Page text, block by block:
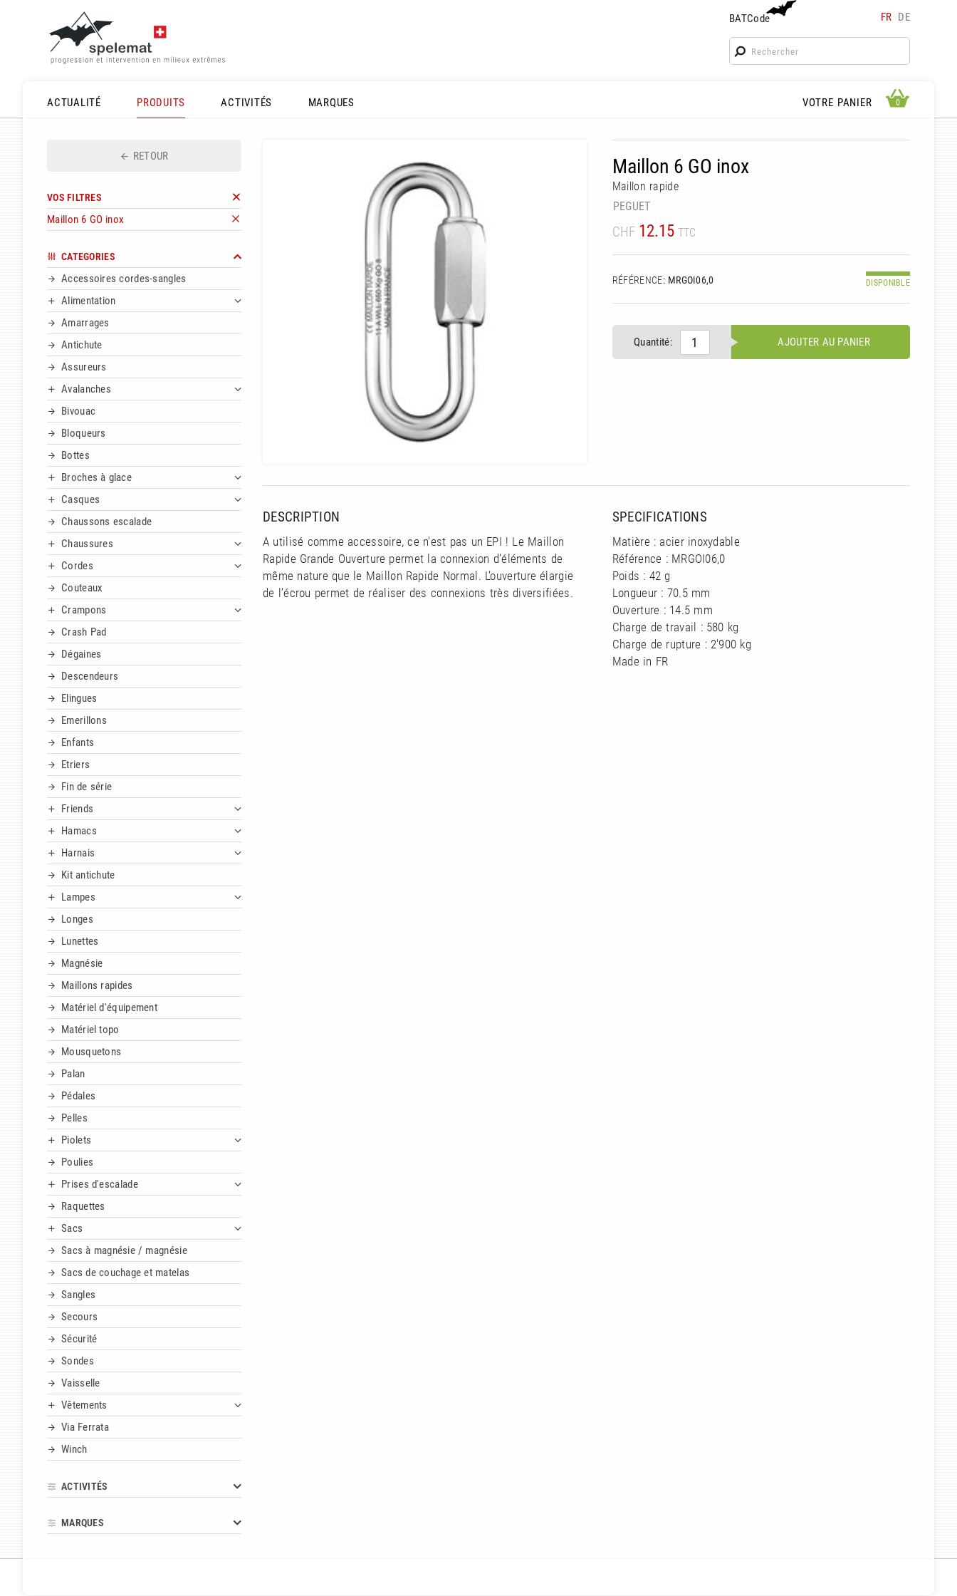
BATCode FR DE
BATCode
Rentrez votre BATCode et validez
ACTUALITÉ
PRODUITS ACTIVITÉS MARQUES VOTRE PANIER 0 0
RETOUR
VOS FILTRES
Maillon 6 GO inox
CATEGORIES
Accessoires cordes-sangles
Alimentation
Amarrages
Antichute
Assureurs
Avalanches
Bivouac
Bloqueurs
Bottes
Broches à glace
Casques
Chaussons escalade
Chaussures
Cordes
Couteaux
Crampons
Crash Pad
Dégaines
Descendeurs
Elingues
Emerillons
Enfants
Etriers
Fin de série
Friends
Hamacs
Harnais
Kit antichute
Lampes
Longes
Lunettes
Magnésie
Maillons rapides
Matériel d'équipement
Matériel topo
Mousquetons
Palan
Pédales
Pelles
Piolets
Poulies
Prises d'escalade
Raquettes
Sacs
Sacs à magnésie / magnésie
Sacs de couchage et matelas
Sangles
Secours
Sécurité
Sondes
Vaisselle
Vêtements
Via Ferrata
Winch
ACTIVITÉS
MARQUES
Maillon 6 GO inox
Maillon rapide
PEGUET
CHF 12.15 TTC
RÉFÉRENCE: MRGOI06,0 DISPONIBLE
Quantité: AJOUTER AU PANIER
DESCRIPTION
A utilisé comme accessoire, ce n'est pas un EPI ! Le Maillon
Rapide Grande Ouverture permet la connexion d’éléments de
même nature que le Maillon Rapide Normal. L’ouverture élargie
de l’écrou permet de réaliser des connexions très diversifiées.
SPECIFICATIONS
Matière : acier inoxydable
Référence : MRGOI06,0
Poids : 42 g
Longueur : 70.5 mm
Ouverture : 14.5 mm
Charge de travail : 580 kg
Charge de rupture : 2'900 kg
Made in FR